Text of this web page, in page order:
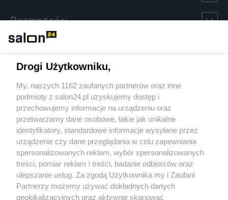
Rozmaitości
Sport
Społeczeństwo
Kultura
X Facebook Instagram Youtube
Drogi Użytkowniku,
My, naszych 1162 zaufanych partnerów oraz inne
podmioty z salon24.pl uzyskujemy dostęp i
przechowujemy informacje na urządzeniu oraz
przetwarzamy dane osobowe, takie jak unikalne
identyfikatory, standardowe informacje wysyłane przez
urządzenie czy dane przeglądania w celu zapewniania
spersonalizowanych reklam, wybór spersonalizowanych
treści, pomiar reklam i treści, badanie odbiorców oraz
ulepszanie usług. Za zgodą Użytkownika my i Zaufani
Partnerzy możemy używać dokładnych danych
geolokalizacyjnych oraz aktywnie skanować